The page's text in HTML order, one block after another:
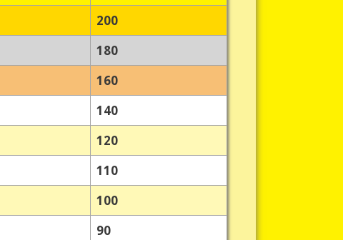
200
180
160
140
120
110
100
90